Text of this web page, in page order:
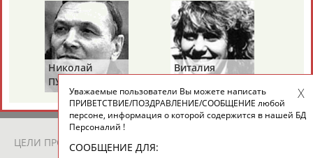
24 персон из 13181
ТАБЛО АКТИВНОСТИ
ЦЕЛИ ПРОЕКТА КОНТАКТЫ
Николай
ПУЧКОВ
Виталия
Уважаемые пользователи Вы можете написать
ПРИВЕТСТВИЕ/ПОЗДРАВЛЕНИЕ/СООБЩЕНИЕ любой
персоне, информация о которой содержится в нашей БД
Персоналий !
СООБЩЕНИЕ ДЛЯ: